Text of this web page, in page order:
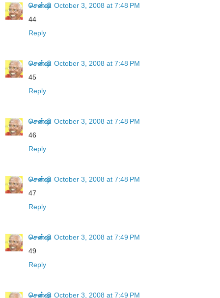
சென்ஷி October 3, 2008 at 7:48 PM
44
Reply
சென்ஷி October 3, 2008 at 7:48 PM
45
Reply
சென்ஷி October 3, 2008 at 7:48 PM
46
Reply
சென்ஷி October 3, 2008 at 7:48 PM
47
Reply
சென்ஷி October 3, 2008 at 7:49 PM
49
Reply
சென்ஷி October 3, 2008 at 7:49 PM